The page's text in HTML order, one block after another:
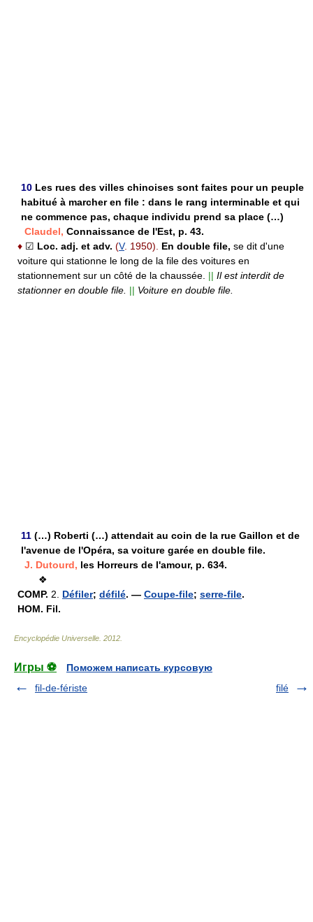
10 Les rues des villes chinoises sont faites pour un peuple
habitué à marcher en file : dans le rang interminable et qui
ne commence pas, chaque individu prend sa place (…)
Claudel, Connaissance de l'Est, p. 43.
♦ ☑ Loc. adj. et adv. (V. 1950). En double file, se dit d'une
voiture qui stationne le long de la file des voitures en
stationnement sur un côté de la chaussée. || Il est interdit de
stationner en double file. || Voiture en double file.
11 (…) Roberti (…) attendait au coin de la rue Gaillon et de
l'avenue de l'Opéra, sa voiture garée en double file.
J. Dutourd, les Horreurs de l'amour, p. 634.
❖
COMP. 2. Défiler; défilé. — Coupe-file; serre-file.
HOM. Fil.
Encyclopédie Universelle 2012
Игры ⚽
Поможем написать курсовую
fil-de-fériste
filé